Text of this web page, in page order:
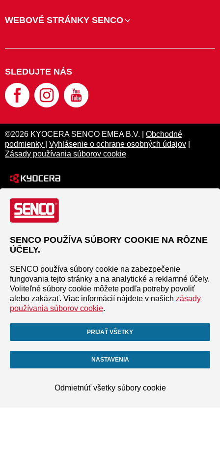
WEBOVÉ STRÁNKY SENCO
SLEDUJTE NÁS
©2026 KYOCERA SENCO EMEA B.V. | Obchodné
podmienky
Vyhlásenie o ochrane osobných údajov
Zásady používania súborov cookie
SENCO POUŽÍVA SÚBORY COOKIE NA RÔZNE
ÚČELY.
SENCO používa súbory cookie na zabezpečenie
fungovania tejto stránky a na analytické a reklamné účely.
Voliteľné súbory cookie môžete podľa potreby povoliť
alebo zakázať. Viac informácií nájdete v našich zásady
používania súborov cookie.
PRIJAŤ VŠETKY
NASTAVENIA
Odmietnúť všetky súbory cookie